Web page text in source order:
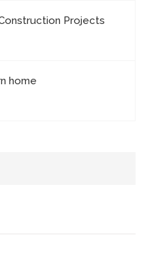
Projects
home